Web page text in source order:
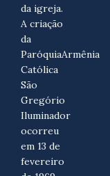
da igreja.
A criação
da
ParóquiaArmênia
Católica
São
Gregório
Iluminador
ocorreu
em 13 de
fevereiro